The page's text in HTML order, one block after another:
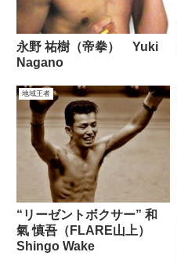
永野 祐樹（帝拳） Yuki
Nagano
地域王者
“リーゼントボクサー” 和
氣 慎吾（FLARE山上）
Shingo Wake